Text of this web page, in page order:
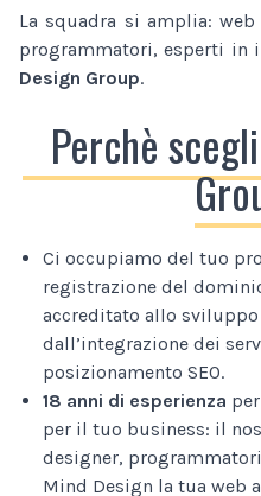
La squadra si amplia:
programmatori, esperti in
Design Group.
Perchè
Ci occupiamo del tuo
registrazione del
accreditato allo
dall’integrazione dei
posizionamento SEO.
18 anni di esperienza
per il tuo business: il
designer,
Mind Design la tua web